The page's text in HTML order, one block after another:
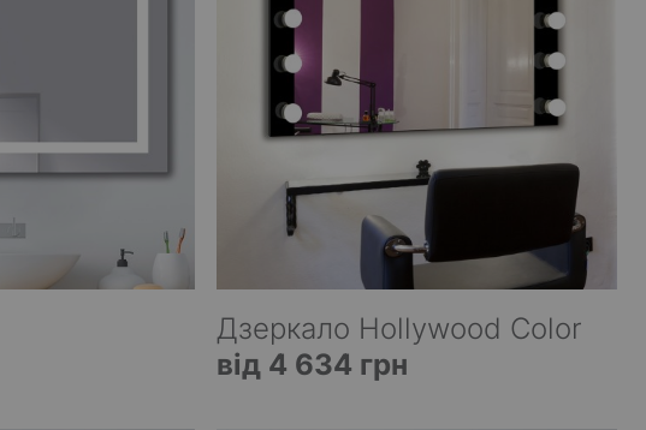
Дзеркало Hollywood Color
від 4 634 грн